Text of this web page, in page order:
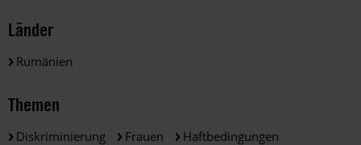
Länder
Rumänien
Themen
Diskriminierung Frauen
Haftbedingungen